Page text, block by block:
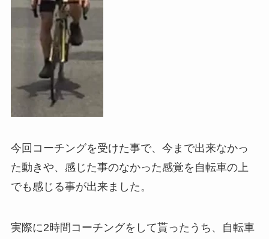
今回コーチングを受けた事で、今まで出来なかっ
た動きや、感じた事のなかった感覚を自転車の上
でも感じる事が出来ました。
実際に2時間コーチングをして貰ったうち、自転車